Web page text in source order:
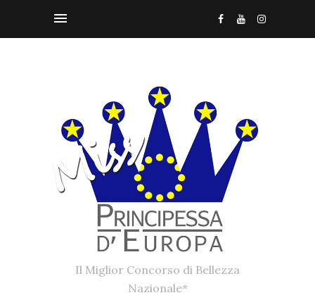
Il Miglior Concorso di Bellezza
Nazionale*